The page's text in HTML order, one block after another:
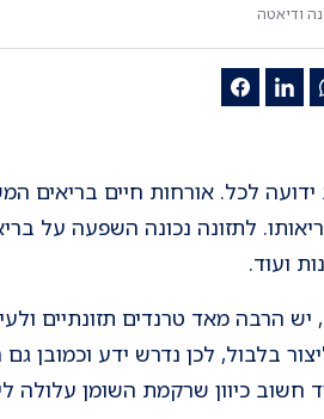
ודיאטה
לכל. אורחות חיים בריאים
לתזונה נכונה השפעה על
ועוד.
יש הרבה מאד טרנדים תזונתיים
בלבול, לכן נדרש ידע וכמובן
חשוב כיוון שרקמת השומן עלולה